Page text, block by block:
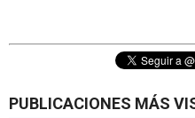
PUBLICACIONES MÁS